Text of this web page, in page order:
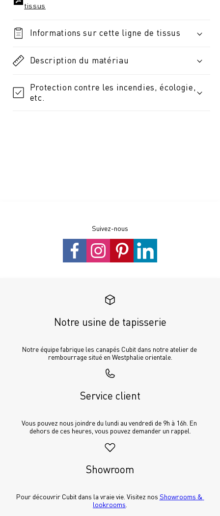
tissus
Informations sur cette ligne de tissus
Description du matériau
Protection contre les incendies, écologie,
etc.
Suivez-nous
Notre usine de tapisserie
Notre équipe fabrique les canapés Cubit dans notre atelier de
rembourrage situé en Westphalie orientale.
Service client
Vous pouvez nous joindre du lundi au vendredi de 9h à 16h. En
dehors de ces heures, vous pouvez demander un rappel.
Showroom
Pour découvrir Cubit dans la vraie vie. Visitez nos Showrooms &
lookrooms